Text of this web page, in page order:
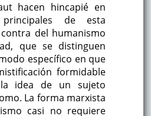
hacen hincapié en
de esta
del humanismo
que se distinguen
específico en que
formidable
idea de un sujeto
La forma marxista
casi no requiere